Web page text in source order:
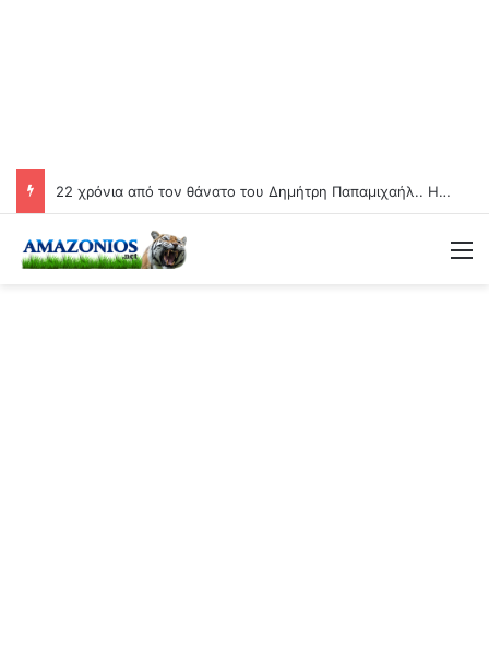
22 χρόνια από τον θάνατο του Δημήτρη Παπαμιχαήλ.. Η ανάρτηση της Φίνος Φιλμ για το «γοητευτικό λεβεντόπαιδο του ελληνικού σινεμά»